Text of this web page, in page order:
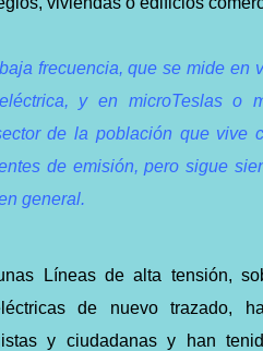
frecuencia, que se mide en
y en microTeslas o
de la población que vive
de emisión, pero sigue
general.
Líneas de alta tensión,
de nuevo trazado,
y ciudadanas y han